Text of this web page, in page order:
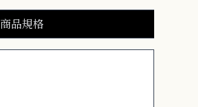
商品規格